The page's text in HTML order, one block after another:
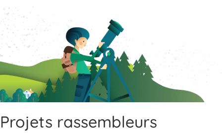
Projets rassembleurs